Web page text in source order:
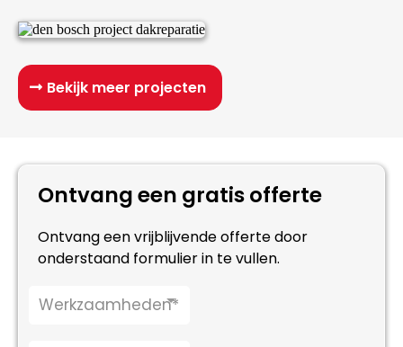
Bekijk meer projecten
Ontvang een gratis offerte
Ontvang een vrijblijvende offerte door
onderstaand formulier in te vullen.
Werkzaamheden*